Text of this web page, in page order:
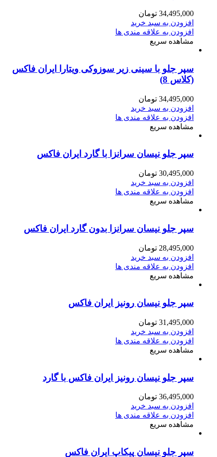
34,495,000 تومان
افزودن به سبد خرید
افزودن به علاقه مندی ها
مشاهده سریع
سپر جلو با سینی زیر سوزوکی ویتارا ایران فاکس
(کلاس 8)
34,495,000 تومان
افزودن به سبد خرید
افزودن به علاقه مندی ها
مشاهده سریع
سپر جلو نیسان سرانزا با گارد ایران فاکس
30,495,000 تومان
افزودن به سبد خرید
افزودن به علاقه مندی ها
مشاهده سریع
سپر جلو نیسان سرانزا بدون گارد ایران فاکس
28,495,000 تومان
افزودن به سبد خرید
افزودن به علاقه مندی ها
مشاهده سریع
سپر جلو نیسان رونیز ایران فاکس
31,495,000 تومان
افزودن به سبد خرید
افزودن به علاقه مندی ها
مشاهده سریع
سپر جلو نیسان رونیز ایران فاکس با گارد
36,495,000 تومان
افزودن به سبد خرید
افزودن به علاقه مندی ها
مشاهده سریع
سپر جلو نیسان پیکاپ ایران فاکس